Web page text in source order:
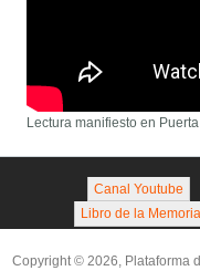
Lectura manifiesto en
Canal Youtube
Libro de la Memoria
Copyright © 2026, Plataforma